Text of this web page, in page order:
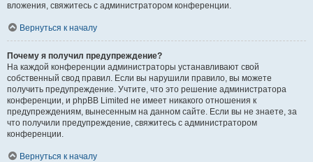
вложения, свяжитесь с администратором конференции.
Вернуться к началу
Почему я получил предупреждение?
На каждой конференции администраторы устанавливают свой
собственный свод правил. Если вы нарушили правило, вы можете
получить предупреждение. Учтите, что это решение администратора
конференции, и phpBB Limited не имеет никакого отношения к
предупреждениям, вынесенным на данном сайте. Если вы не знаете, за
что получили предупреждение, свяжитесь с администратором
конференции.
Вернуться к началу